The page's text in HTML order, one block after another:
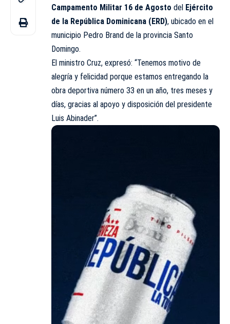
Campamento Militar 16 de Agosto del Ejército
de la República Dominicana (ERD), ubicado en el
municipio Pedro Brand de la provincia Santo
Domingo.
El ministro Cruz, expresó: “Tenemos motivo de
alegría y felicidad porque estamos entregando la
obra deportiva número 33 en un año, tres meses y
días, gracias al apoyo y disposición del presidente
Luis Abinader”.